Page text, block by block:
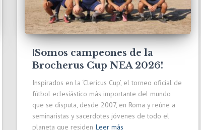
¡Somos campeones de la
Brocherus Cup NEA 2026!
Inspirados en la ‘Clericus Cup’, el torneo oficial de
fútbol eclesiástico más importante del mundo
que se disputa, desde 2007, en Roma y reúne a
seminaristas y sacerdotes jóvenes de todo el
planeta que residen Leer más